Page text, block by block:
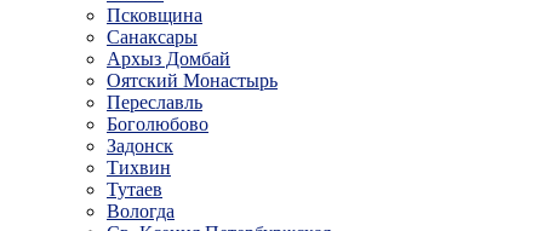
Псковщина
Санаксары
Архыз Домбай
Оятский Монастырь
Переславль
Боголюбово
Задонск
Тихвин
Тутаев
Вологда